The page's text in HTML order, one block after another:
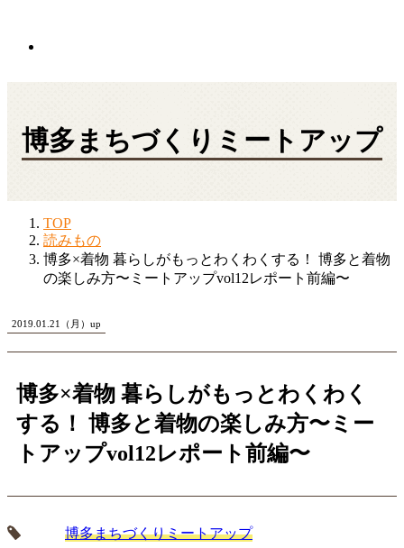
博多まちづくりミートアップ
TOP
読みもの
博多×着物 暮らしがもっとわくわくする！ 博多と着物
の楽しみ方〜ミートアップvol12レポート前編〜
2019.01.21（月）up
博多×着物 暮らしがもっとわくわく
する！ 博多と着物の楽しみ方〜ミー
トアップvol12レポート前編〜
博多まちづくりミートアップ